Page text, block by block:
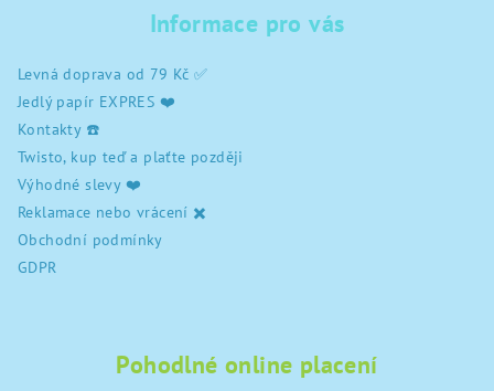
c
í
Informace pro vás
Levná doprava od 79 Kč ✅
Jedlý papír EXPRES ❤️
Kontakty ☎️
Twisto, kup teď a plaťte později
Výhodné slevy ❤️
Reklamace nebo vrácení ✖️
Obchodní podmínky
GDPR
Pohodlné online placení